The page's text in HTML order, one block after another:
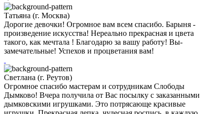
Татьяна (г. Москва)
Дорогие девочки! Огромное вам всем спасибо. Барыня -
произведение искусства! Нереально прекрасная и цвета
такого, как мечтала ! Благодарю за вашу работу! Вы-
замечательные! Успехов и процветания вам!
Светлана (г. Реутов)
Огромное спасибо мастерам и сотрудникам Слободы
Дымково! Вчера получила от Вас посылку с заказанными
дымковскими игрушками. Это потрясающе красивые